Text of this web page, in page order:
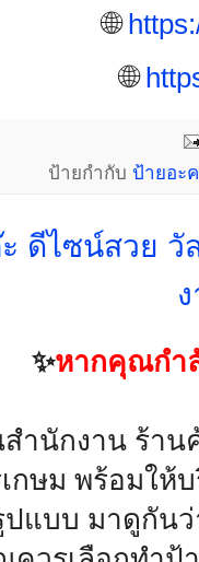
🌐
🌐
ป้ายกำกับ ป้ายอะ
ดีไซน์สวย
✨หากคุณกำ
ำนักงาน ร้า
กษม พร้อมใ
แบบ มาดูกันว่